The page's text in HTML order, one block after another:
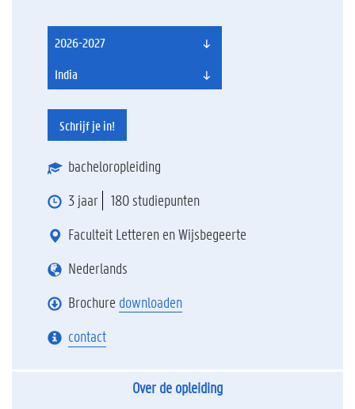
2026-2027
India
Schrijf je in!
bacheloropleiding
3 jaar
180 studiepunten
Faculteit Letteren en Wijsbegeerte
Nederlands
Brochure downloaden
contact
Over de opleiding